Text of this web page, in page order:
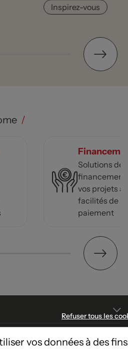
Inspirez-vous
/
Solutions de
financement
vos projets
facilités de
paiement
Refuser tous les
vos données à des fins